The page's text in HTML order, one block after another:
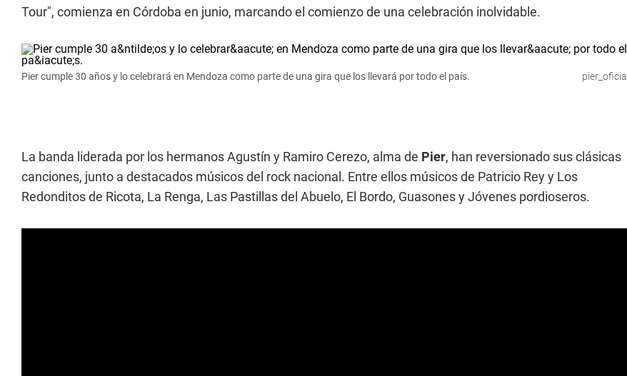
Tour", comienza en Córdoba en junio, marcando el comienzo de una celebración inolvidable.
Pier cumple 30 años y lo celebrará en Mendoza como parte de una gira que los llevará por todo el país. pier_oficial
La banda liderada por los hermanos Agustín y Ramiro Cerezo, alma de Pier, han reversionado sus clásicas
canciones, junto a destacados músicos del rock nacional. Entre ellos músicos de Patricio Rey y Los
Redonditos de Ricota, La Renga, Las Pastillas del Abuelo, El Bordo, Guasones y Jóvenes pordioseros.